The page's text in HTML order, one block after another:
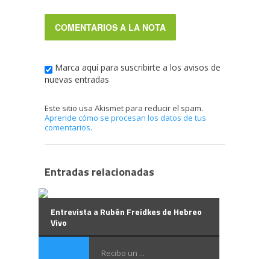
Marca aquí para suscribirte a los avisos de
nuevas entradas
Este sitio usa Akismet para reducir el spam.
Aprende cómo se procesan los datos de tus
comentarios.
Entradas relacionadas
Entrevista a Rubén Freidkes de Hebreo
Vivo
Recibo un ...